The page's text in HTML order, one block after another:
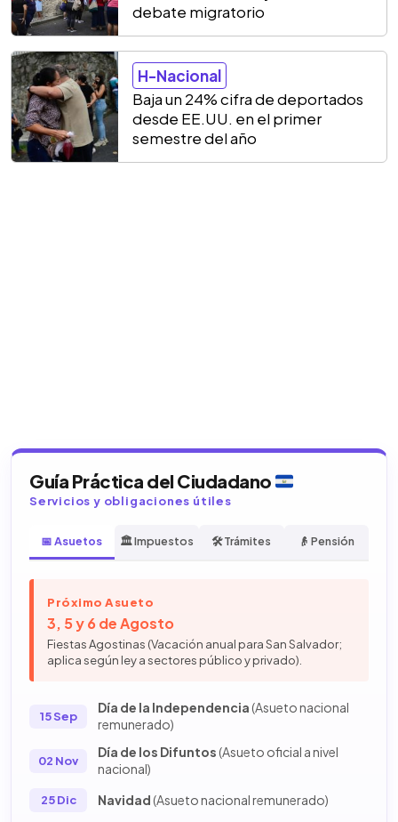
debate migratorio
H-Nacional
Baja un 24% cifra de deportados
desde EE.UU. en el primer
semestre del año
Guía Práctica del Ciudadano
Servicios y obligaciones útiles
📅 Asuetos 🏛️ Impuestos 🛠️ Trámites 👴 Pensión
Próximo Asueto
3, 5 y 6 de Agosto
Fiestas Agostinas (Vacación anual para San Salvador;
aplica según ley a sectores público y privado).
15 Sep
Día de la Independencia(Asueto nacional
remunerado)
02 Nov
Día de los Difuntos(Asueto oficial a nivel
nacional)
25 Dic Navidad(Asueto nacional remunerado)